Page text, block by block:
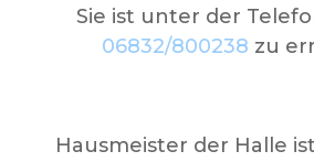
Sie ist unter der
06832/800238 zu
Hausmeister der Halle